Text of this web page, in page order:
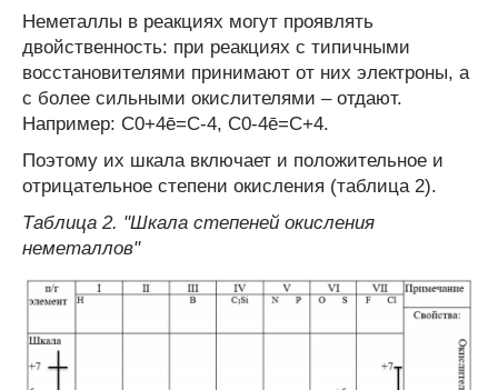
Неметаллы в реакциях могут проявлять
двойственность: при реакциях с типичными
восстановителями принимают от них электроны, а
с более сильными окислителями – отдают.
Например: С0+4ē=С-4, С0-4ē=С+4.
Поэтому их шкала включает и положительное и
отрицательное степени окисления (таблица 2).
Таблица 2. "Шкала степеней окисления
неметаллов"